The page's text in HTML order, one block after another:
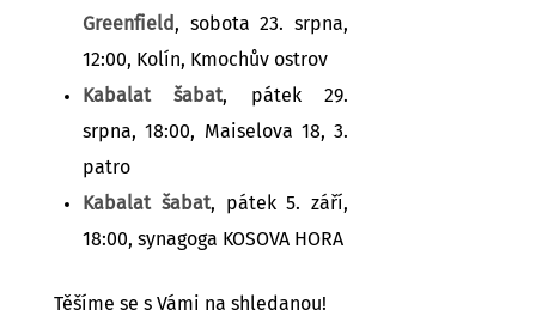
Greenfield, sobota 23. srpna,
12:00, Kolín, Kmochův ostrov
Kabalat šabat, pátek 29.
srpna, 18:00, Maiselova 18, 3.
patro
Kabalat šabat, pátek 5. září,
18:00, synagoga KOSOVA HORA
Těšíme se s Vámi na shledanou!